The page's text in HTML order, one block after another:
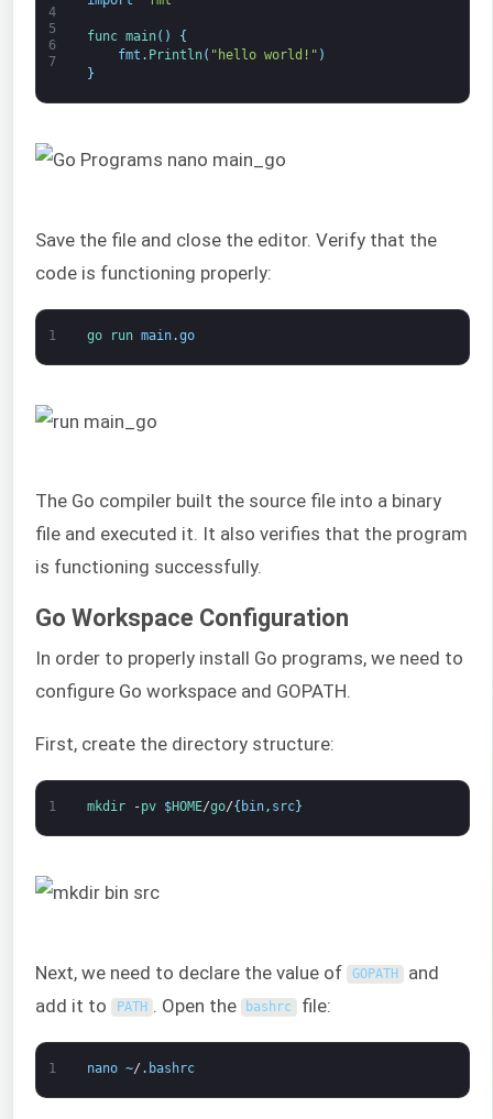
4
5
6
7
func main( )
{
fmt . Println( "hello world!" )
}
Save the file and close the editor. Verify that the
code is functioning properly:
1 go run main.go
The Go compiler built the source file into a binary
file and executed it. It also verifies that the program
is functioning successfully.
Go Workspace Configuration
In order to properly install Go programs, we need to
configure Go workspace and GOPATH.
First, create the directory structure:
1 mkdir -pv $HOME/go/{ bin, src}
Next, we need to declare the value of GOPATH and
add it to
PATH . Open the bashrc file:
1 nano ~/ . bashrc